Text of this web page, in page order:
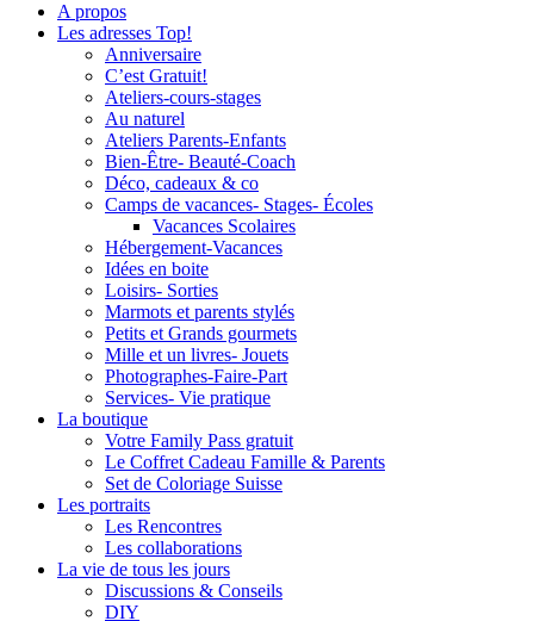
A propos
Les adresses Top!
Anniversaire
C’est Gratuit!
Ateliers-cours-stages
Au naturel
Ateliers Parents-Enfants
Bien-Être- Beauté-Coach
Déco, cadeaux & co
Camps de vacances- Stages- Écoles
Vacances Scolaires
Hébergement-Vacances
Idées en boite
Loisirs- Sorties
Marmots et parents stylés
Petits et Grands gourmets
Mille et un livres- Jouets
Photographes-Faire-Part
Services- Vie pratique
La boutique
Votre Family Pass gratuit
Le Coffret Cadeau Famille & Parents
Set de Coloriage Suisse
Les portraits
Les Rencontres
Les collaborations
La vie de tous les jours
Discussions & Conseils
DIY